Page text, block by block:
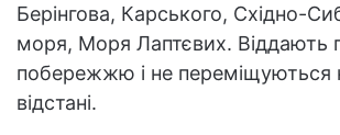
Берінгова, Карського, Східно-
моря, Моря Лаптєвих. Віддають
побережжю і не переміщуються
відстані.